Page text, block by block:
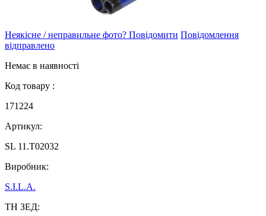
Неякісне / неправильне фото? Повідомити Повідомлення
відправлено
Немає в наявності
Код товару :
171224
Артикул:
SL 11.T02032
Виробник:
S.I.L.A.
ТН ЗЕД: